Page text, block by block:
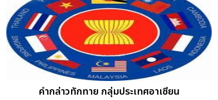
คำกล่าวทักทาย กลุ่มประเทศอาเซียน